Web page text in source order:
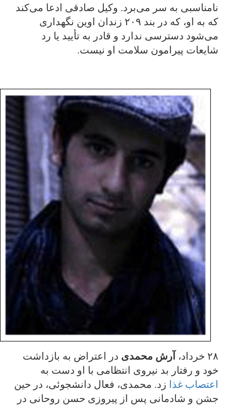
نامناسبی به سر می‌برد. وکیل صادقی ادعا می‌کند
که به او، که در بند ۲۰۹ زندان اوین نگهداری
می‌شود دسترسی ندارد و قادر به تأیید یا رد
شایعات پیرامون سلامت او نیست.
۲۸ خرداد، آرش محمدی در اعتراض به بازداشت
خود و رفتار بد نیروی انتظامی با او دست به
اعتصاب غذا زد. محمدی، فعال دانشجوئی، در حین
جشن و شادمانی پس از پیروزی حسن روحانی در